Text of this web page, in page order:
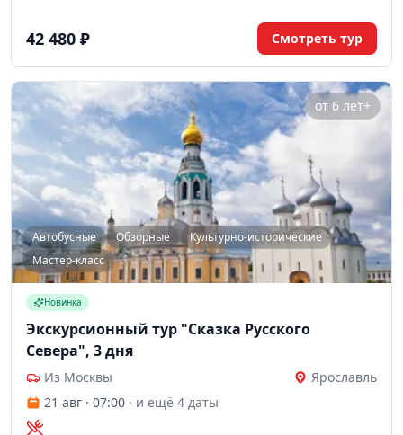
42 480 ₽ Смотреть тур
от 6 лет+
Автобусные Обзорные
Культурно-исторические
Мастер-класс
Новинка
Экскурсионный тур "Сказка Русского
Севера", 3 дня
Из Москвы
Ярославль
21 авг · 07:00 · и ещё 4 даты